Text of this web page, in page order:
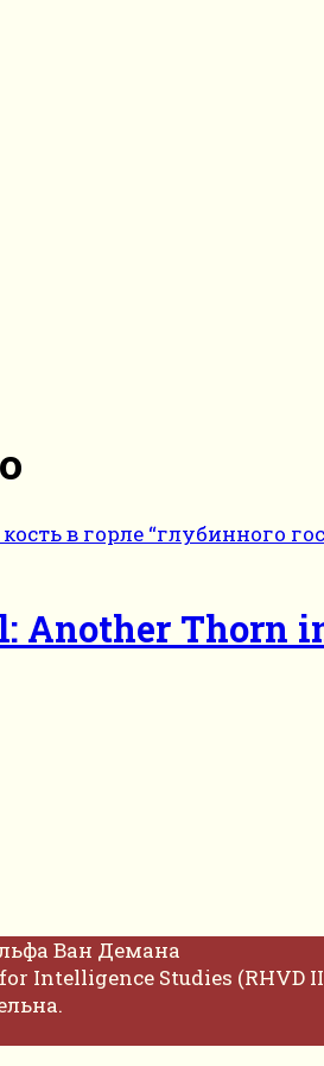
Another Thorn
Ван Демана
Intelligence Studies (RHVD